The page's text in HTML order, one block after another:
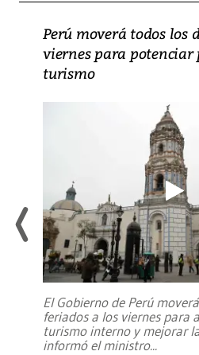
Perú moverá todos los
viernes para
turismo
El Gobierno de Perú
feriados a los viernes para
turismo interno y mejorar
informó el ministro...